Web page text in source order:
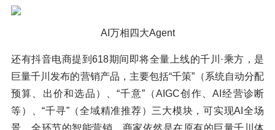
AI万相四大Agent
还有抖音电商提到618期间即将全量上线的千川·乘方，是
巨量千川发布的营销产品，主要包括“千策”（系统自动分配
预算、出价和选品）、“千意”（AIGC创作、AI经营诊断
等）、“千寻”（全域精准推荐）三大模块，可实现AI全场